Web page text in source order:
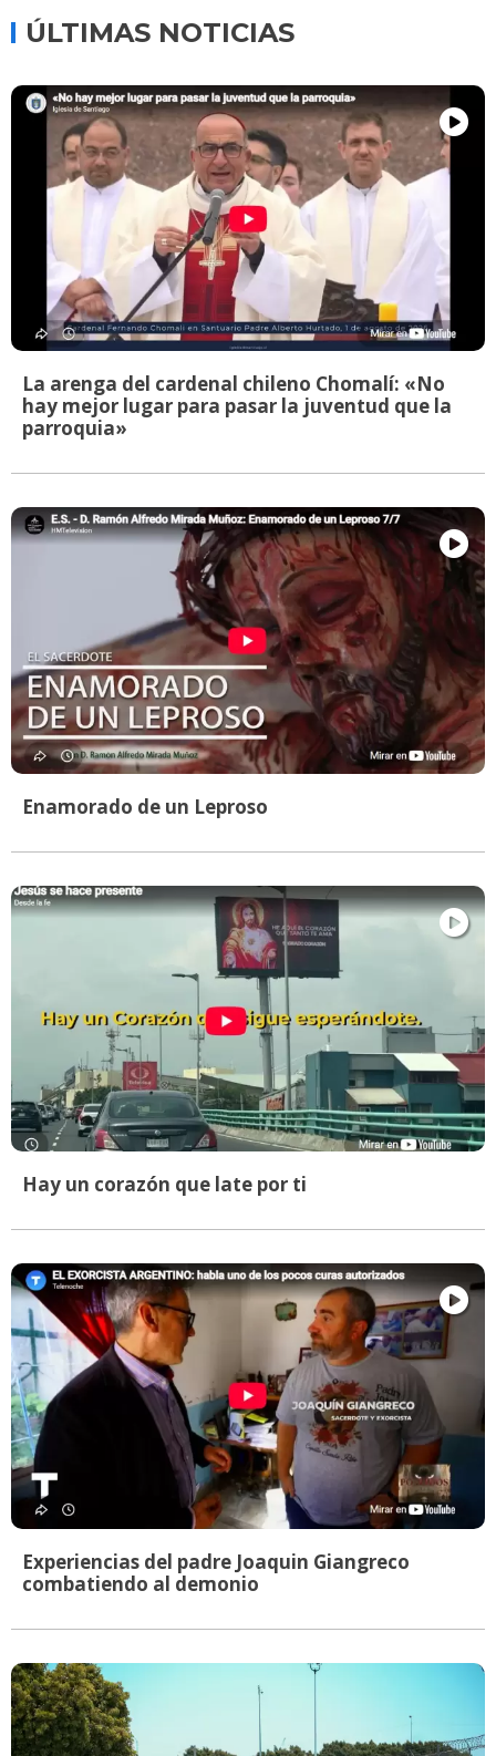
ÚLTIMAS NOTICIAS
La arenga del cardenal chileno Chomalí: «No
hay mejor lugar para pasar la juventud que la
parroquia»
Enamorado de un Leproso
Hay un corazón que late por ti
Experiencias del padre Joaquin Giangreco
combatiendo al demonio